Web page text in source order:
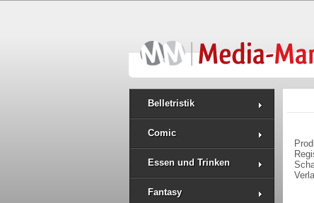
Belletristik
Comic
Essen und Trinken
Fantasy